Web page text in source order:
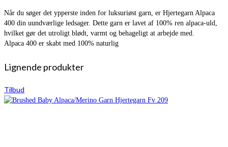
Når du søger det ypperste inden for luksuriøst garn, er Hjertegarn Alpaca
400 din uundværlige ledsager. Dette garn er lavet af 100% ren alpaca-uld,
hvilket gør det utroligt blødt, varmt og behageligt at arbejde med.
Alpaca 400 er skabt med 100% naturlig
Lignende produkter
Tilbud